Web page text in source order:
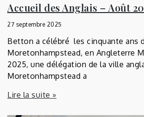
Accueil des Anglais – Août
27 septembre 2025
Betton a célébré les cinquante ans
Moretonhampstead, en Angleterre
2025, une délégation de la ville
Moretonhampstead a
Lire la suite »